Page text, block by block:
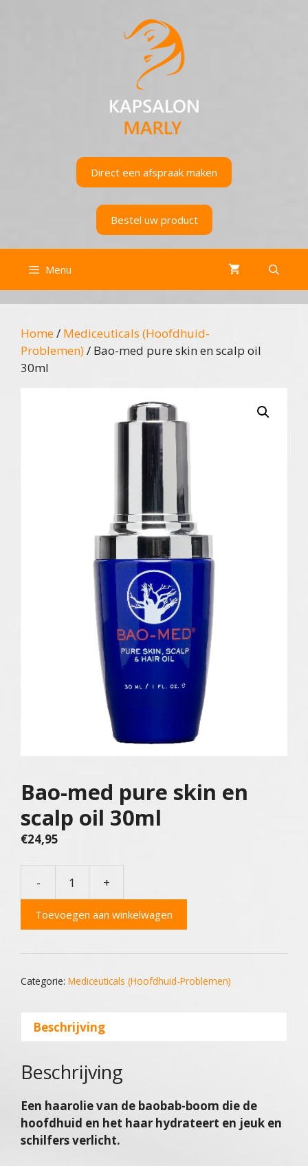
Direct een afspraak maken
Bestel uw product
Menu
Home/ Mediceuticals (Hoofdhuid-
Problemen)/ Bao-med pure skin en scalp oil
30ml
Bao-med pure skin en
scalp oil 30ml
€24,95
-
med
en
scalp
+
Toevoegen aan winkelwagen
Categorie: Mediceuticals (Hoofdhuid-Problemen)
Beschrijving
Beschrijving
Een haarolie van de baobab-boom die de
hoofdhuid en het haar hydrateert en jeuk en
schilfers verlicht.